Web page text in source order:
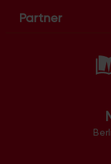
Partner